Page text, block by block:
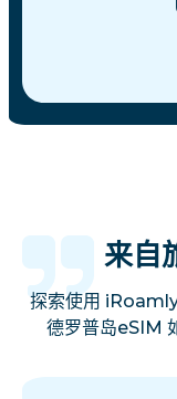
来自
探索使用
德罗普岛eSIM